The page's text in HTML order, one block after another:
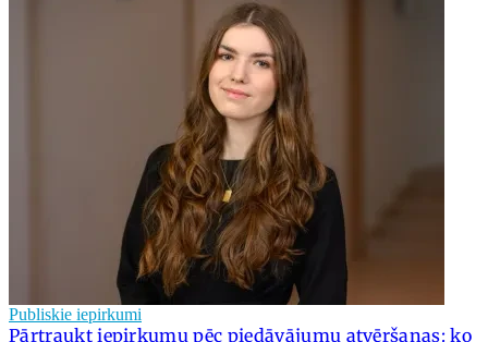
Publiskie iepirkumi
Pārtraukt iepirkumu pēc piedāvājumu atvēršanas: ko